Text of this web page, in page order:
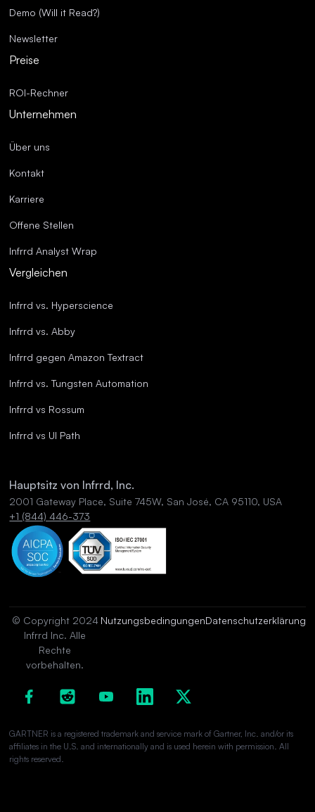
Demo (Will it Read?)
Newsletter
Preise
ROI-Rechner
Unternehmen
Über uns
Kontakt
Karriere
Offene Stellen
Infrrd Analyst Wrap
Vergleichen
Infrrd vs. Hyperscience
Infrrd vs. Abby
Infrrd gegen Amazon Textract
Infrrd vs. Tungsten Automation
Infrrd vs Rossum
Infrrd vs UI Path
Hauptsitz von Infrrd, Inc.
2001 Gateway Place, Suite 745W, San José, CA 95110, USA
+1 (844) 446-373
© Copyright 2024
Infrrd Inc. Alle
Rechte
vorbehalten.
NutzungsbedingungenDatenschutzerklärung
GARTNER is a registered trademark and service mark of Gartner, Inc. and/or its
affiliates in the U.S. and internationally and is used herein with permission. All
rights reserved.